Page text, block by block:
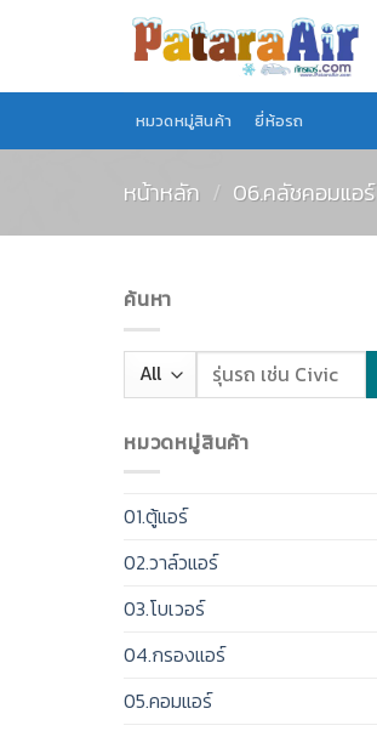
หมวดหมู่สินค้า ยี่ห้อรถ
หน้าหลัก / 06.คลัชคอมแอร์
ค้นหา
หมวดหมู่สินค้า
01.ตู้แอร์
02.วาล์วแอร์
03.โบเวอร์
04.กรองแอร์
05.คอมแอร์